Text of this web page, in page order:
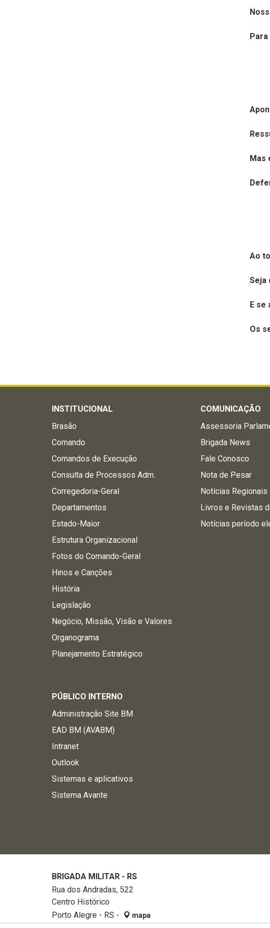
Mas
Ao
Seja
E se
Os
INSTITUCIONAL
Brasão
Comando
Comandos de Execução
Consulta de Processos Adm.
Corregedoria-Geral
Departamentos
Estado-Maior
Estrutura Organizacional
Fotos do Comando-Geral
Hinos e Canções
História
Legislação
Negócio, Missão, Visão e Valores
Organograma
Planejamento Estratégico
COMUNICAÇÃO
Assessoria
Brigada News
Fale Conosco
Nota de Pesar
Notícias Regionais
Livros e Revistas
Notícias período
PÚBLICO INTERNO
Administração Site BM
EAD BM (AVABM)
Intranet
Outlook
Sistemas e aplicativos
Sistema Avante
BRIGADA MILITAR - RS
Rua dos Andradas, 522
Centro Histórico
Porto Alegre - RS -
mapa